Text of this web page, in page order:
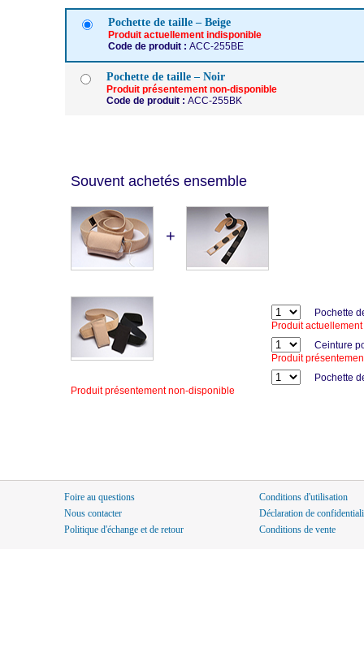
Pochette de taille – Beige
Produit actuellement indisponible
Code de produit : ACC-255BE
Pochette de taille – Noir
Produit présentement non-disponible
Code de produit : ACC-255BK
Souvent achetés ensemble
+
Pochette
Produit
Ceinture
Produit
Pochette
Produit présentement non-disponible
Foire au questions
Nous contacter
Politique d'échange et de retour
Conditions d'utilisation
Déclaration de
Conditions de vente